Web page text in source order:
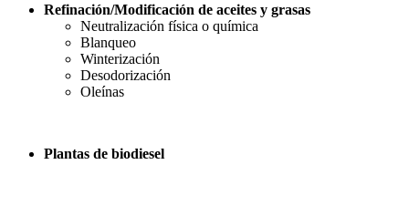
Refinación/Modificación de aceites y grasas
Neutralización física o química
Blanqueo
Winterización
Desodorización
Oleínas
Plantas de biodiesel